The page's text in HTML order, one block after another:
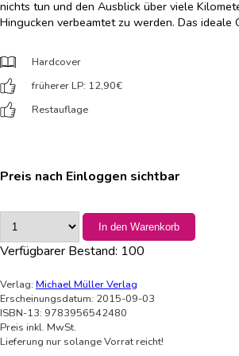
nichts tun und den Ausblick über viele
Hingucken verbeamtet zu werden. Das ideale
Hardcover
früherer LP: 12,90€
Restauflage
Preis nach Einloggen sichtbar
In den Warenkorb
Verfügbarer Bestand: 100
Verlag: Michael Müller Verlag
Erscheinungsdatum: 2015-09-03
ISBN-13: 9783956542480
Preis inkl. MwSt.
Lieferung nur solange Vorrat reicht!